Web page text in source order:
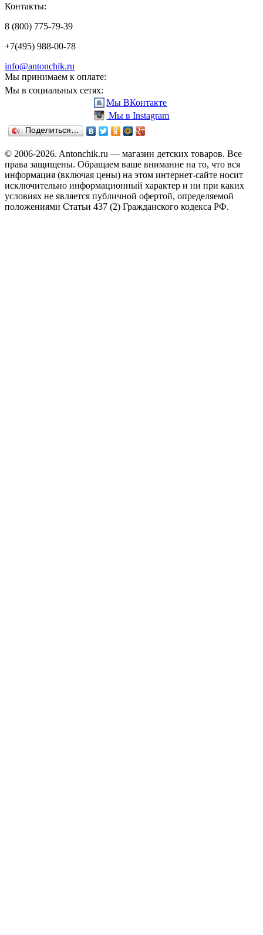
Контакты:
8 (800) 775-79-39
+7(495) 988-00-78
info@antonchik.ru
Мы принимаем к оплате:
Мы в социальных сетях:
Мы ВКонтакте
Мы в Instagram
Поделиться…
© 2006-2026. Antonchik.ru — магазин детских товаров. Все
права защищены. Обращаем ваше внимание на то, что вся
информация (включая цены) на этом интернет-сайте носит
исключительно информационный характер и ни при каких
условиях не является публичной офертой, определяемой
положениями Статьи 437 (2) Гражданского кодекса РФ.